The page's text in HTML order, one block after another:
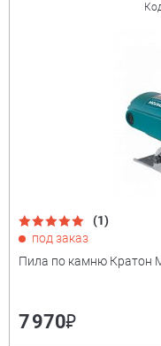
Показать только
(1)
под заказ
Пила по камню Кратон
7 970₽